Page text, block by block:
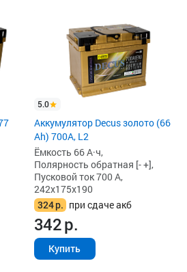
5.0
Аккумулятор Decus золото (66
Ah) 700A, L2
Ёмкость 66 А·ч,
Полярность обратная [- +],
Пусковой ток 700 А,
242x175x190
324р. при сдаче акб
342р.
Купить